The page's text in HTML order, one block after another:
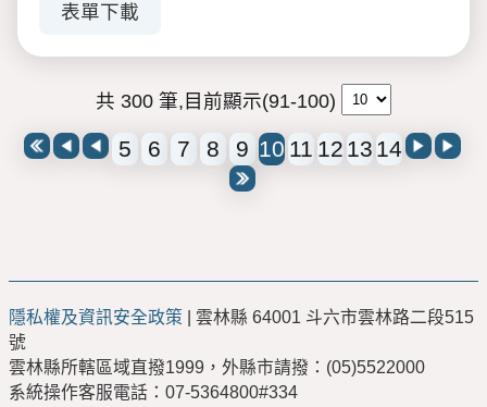
表單下載
共 300 筆,目前顯示(91-100)
5 6 7 8 9 10 11 12 13 14
隱私權及資訊安全政策 | 雲林縣 64001 斗六市雲林路二段515
號
雲林縣所轄區域直撥1999，外縣市請撥：(05)5522000
系統操作客服電話：07-5364800#334